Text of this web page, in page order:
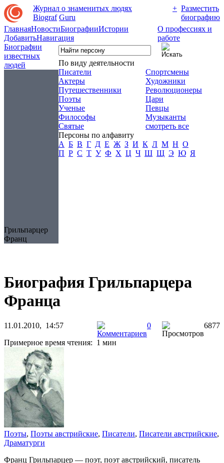
Журнал о знаменитых людях
Biograf Guru
+ Разместить
биографию
ГлавнаяНовостиБиографииИстории
ДобавитьНавигация
О профессиях и
работе
Биографии
известных
людей
Грильпарцер
Франц
По виду деятельности
Писатели
Актеры
Путешественники
Поэты
Ученые
Философы
Святые
Спортсмены
Художники
Революционеры
Цари
Певцы
Музыканты
смотреть все
Персоны по алфавиту
А Б В Г Д Е Ж З И К Л М Н О
П Р С Т У Ф Х Ц Ч Ш Щ Э Ю Я
Биография Грильпарцера
Франца
11.01.2010, 14:57 0
6877
Примерное время чтения: 1 мин
Поэты, Поэты австрийские, Писатели, Писатели австрийские,
Драматурги
Франц Грильпарцер — поэт, поэт австрийский, писатель